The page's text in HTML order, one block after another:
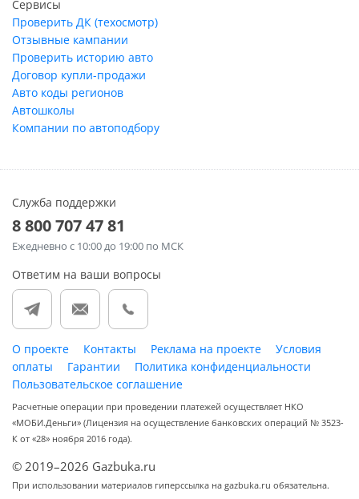
Сервисы
Проверить ДК (техосмотр)
Отзывные кампании
Проверить историю авто
Договор купли-продажи
Авто коды регионов
Автошколы
Компании по автоподбору
Служба поддержки
8 800 707 47 81
Ежедневно с 10:00 до 19:00 по МСК
Ответим на ваши вопросы
О проекте Контакты Реклама на проекте
Условия
оплаты
Гарантии
Политика конфиденциальности
Пользовательское соглашение
Расчетные операции при проведении платежей осуществляет НКО
«МОБИ.Деньги» (Лицензия на осуществление банковских операций № 3523-
К от «28» ноября 2016 года).
© 2019–2026 Gazbuka.ru
При использовании материалов гиперссылка на gazbuka.ru обязательна.